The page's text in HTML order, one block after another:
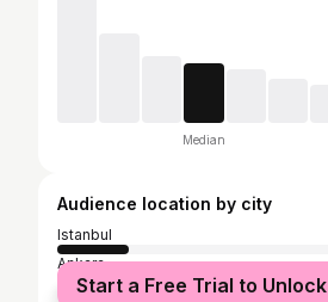
Median
Audience location by city
Istanbul
Ankara
Antalya
Start a Free Trial to Unlock